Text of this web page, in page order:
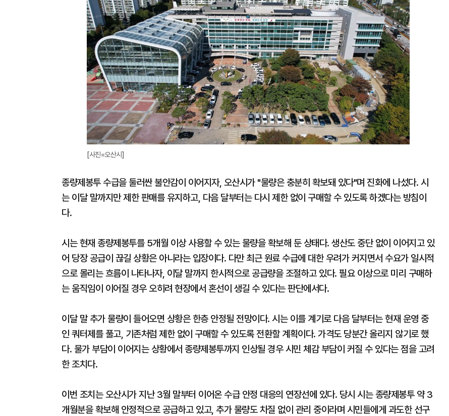
지
확
대
[사진=오산시]
종량제봉투 수급을 둘러싼 불안감이 이어지자, 오산시가 "물량은 충분히 확보돼 있다"며 진화에 나섰다. 시
는 이달 말까지만 제한 판매를 유지하고, 다음 달부터는 다시 제한 없이 구매할 수 있도록 하겠다는 방침이
다.
시는 현재 종량제봉투를 5개월 이상 사용할 수 있는 물량을 확보해 둔 상태다. 생산도 중단 없이 이어지고 있
어 당장 공급이 끊길 상황은 아니라는 입장이다. 다만 최근 원료 수급에 대한 우려가 커지면서 수요가 일시적
으로 몰리는 흐름이 나타나자, 이달 말까지 한시적으로 공급량을 조절하고 있다. 필요 이상으로 미리 구매하
는 움직임이 이어질 경우 오히려 현장에서 혼선이 생길 수 있다는 판단에서다.
이달 말 추가 물량이 들어오면 상황은 한층 안정될 전망이다. 시는 이를 계기로 다음 달부터는 현재 운영 중
인 쿼터제를 풀고, 기존처럼 제한 없이 구매할 수 있도록 전환할 계획이다. 가격도 당분간 올리지 않기로 했
다. 물가 부담이 이어지는 상황에서 종량제봉투까지 인상될 경우 시민 체감 부담이 커질 수 있다는 점을 고려
한 조치다.
이번 조치는 오산시가 지난 3월 말부터 이어온 수급 안정 대응의 연장선에 있다. 당시 시는 종량제봉투 약 3
개월분을 확보해 안정적으로 공급하고 있고, 추가 물량도 차질 없이 관리 중이라며 시민들에게 과도한 선구